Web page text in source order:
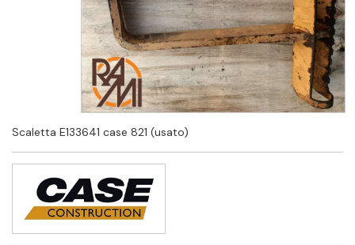
Scaletta E133641 case 821 (usato)